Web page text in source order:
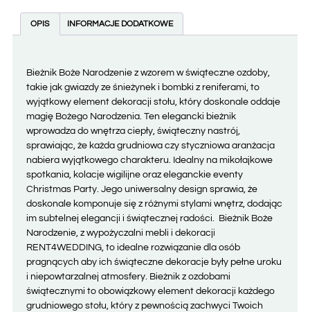
OPIS INFORMACJE DODATKOWE
Bieżnik Boże Narodzenie z wzorem w świąteczne ozdoby,
takie jak gwiazdy ze śnieżynek i bombki z reniferami, to
wyjątkowy element dekoracji stołu, który doskonale oddaje
magię Bożego Narodzenia. Ten elegancki bieżnik
wprowadza do wnętrza ciepły, świąteczny nastrój,
sprawiając, że każda grudniowa czy styczniowa aranżacja
nabiera wyjątkowego charakteru. Idealny na mikołajkowe
spotkania, kolacje wigilijne oraz eleganckie eventy
Christmas Party. Jego uniwersalny design sprawia, że
doskonale komponuje się z różnymi stylami wnętrz, dodając
im subtelnej elegancji i świątecznej radości. Bieżnik Boże
Narodzenie, z wypożyczalni mebli i dekoracji
RENT4WEDDING, to idealne rozwiązanie dla osób
pragnących aby ich świąteczne dekoracje były pełne uroku
i niepowtarzalnej atmosfery. Bieżnik z ozdobami
świątecznymi to obowiązkowy element dekoracji każdego
grudniowego stołu, który z pewnością zachwyci Twoich